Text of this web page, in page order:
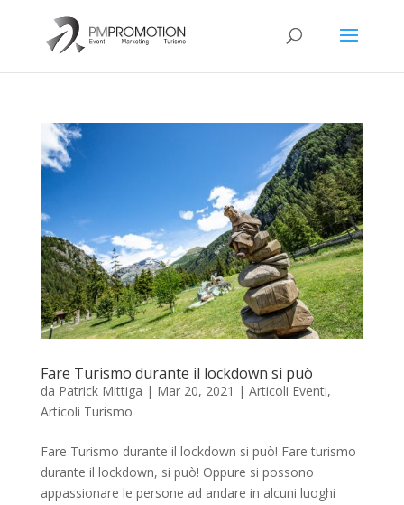
Fare Turismo durante il lockdown si può
da Patrick Mittiga | Mar 20, 2021 | Articoli Eventi,
Articoli Turismo
Fare Turismo durante il lockdown si può! Fare turismo
durante il lockdown, si può! Oppure si possono
appassionare le persone ad andare in alcuni luoghi